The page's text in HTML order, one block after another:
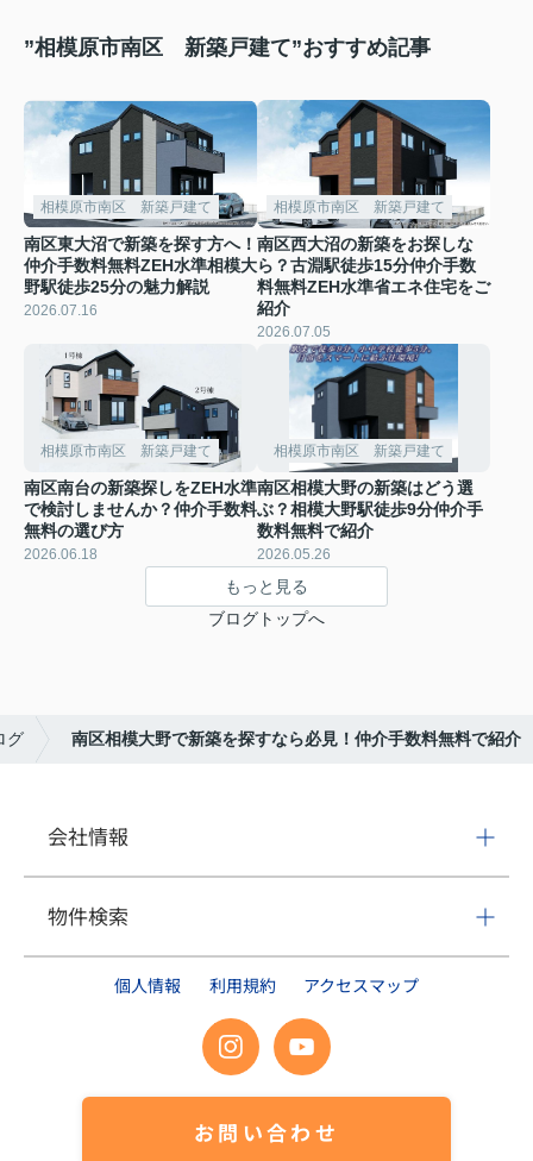
”相模原市南区 新築戸建て”おすすめ記事
相模原市南区 新築戸建て
南区東大沼で新築を探す方へ！
仲介手数料無料ZEH水準相模大
野駅徒歩25分の魅力解説
2026.07.16
相模原市南区 新築戸建て
南区西大沼の新築をお探しな
ら？古淵駅徒歩15分仲介手数
料無料ZEH水準省エネ住宅をご
紹介
2026.07.05
相模原市南区 新築戸建て
南区南台の新築探しをZEH水準
で検討しませんか？仲介手数料
無料の選び方
2026.06.18
相模原市南区 新築戸建て
南区相模大野の新築はどう選
ぶ？相模大野駅徒歩9分仲介手
数料無料で紹介
2026.05.26
もっと見る
ブログトップへ
グ 南区相模大野で新築を探すなら必見！仲介手数料無料で紹介
会社情報
物件検索
個人情報 利用規約 アクセスマップ
お問い合わせ